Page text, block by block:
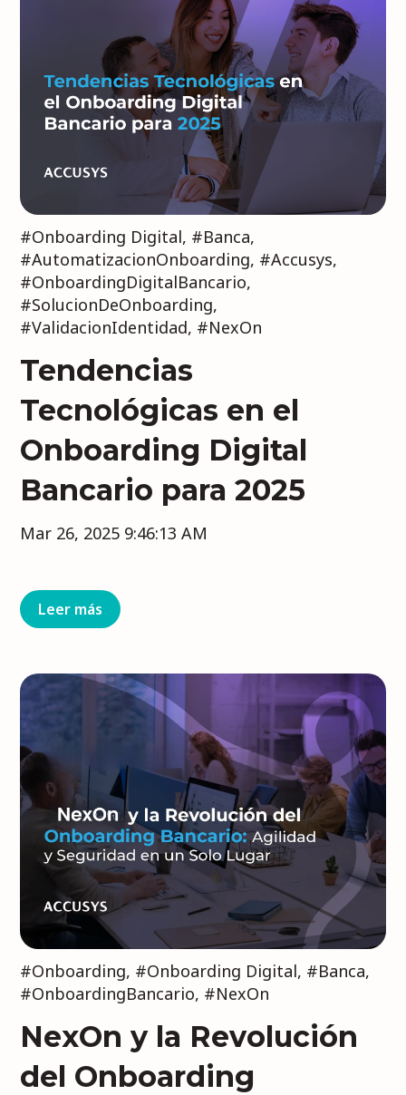
#Onboarding Digital, #Banca,
#AutomatizacionOnboarding, #Accusys,
#OnboardingDigitalBancario,
#SolucionDeOnboarding,
#ValidacionIdentidad, #NexOn
Tendencias
Tecnológicas en el
Onboarding Digital
Bancario para 2025
Mar 26, 2025 9:46:13 AM
Leer más
#Onboarding, #Onboarding Digital, #Banca,
#OnboardingBancario, #NexOn
NexOn y la Revolución
del Onboarding